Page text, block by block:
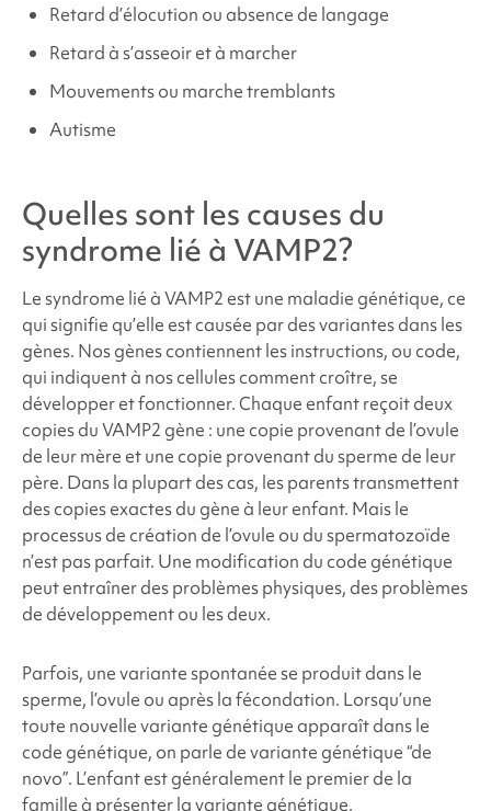
Retard d’élocution ou absence de langage
Retard à s’asseoir et à marcher
Mouvements ou marche tremblants
Autisme
Quelles sont les causes du
syndrome lié à VAMP2?
Lesyndrome lié à VAMP2est une maladie génétique, ce
qui signifie qu’elle est causée par des variantes dans les
gènes. Nos gènes contiennent les instructions, ou code,
qui indiquent à nos cellules comment croître, se
développer et fonctionner. Chaque enfant reçoit deux
copies du VAMP2 gène : une copie provenant de l’ovule
de leur mère et une copie provenant du sperme de leur
père. Dans la plupart des cas, les parents transmettent
des copies exactes du gène à leur enfant. Mais le
processus de création de l’ovule ou du spermatozoïde
n’est pas parfait. Une modification du code génétique
peut entraîner des problèmes physiques, des problèmes
de développement ou les deux.
Parfois, une variante spontanée se produit dans le
sperme, l’ovule ou après la fécondation. Lorsqu’une
toute nouvelle variante génétique apparaît dans le
code génétique, on parle de variante génétique “de
novo”. L’enfant est généralement le premier de la
famille à présenter la variante génétique.